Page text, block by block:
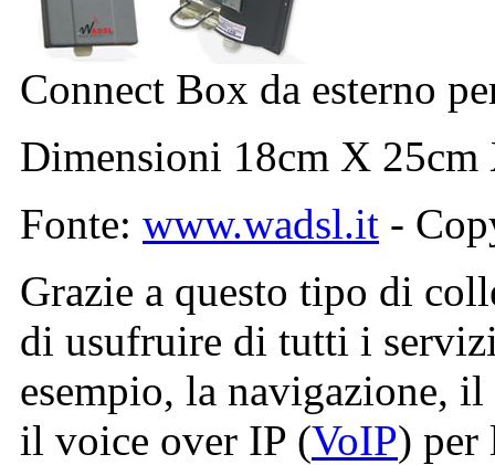
Connect Box da esterno
Dimensioni 18cm X 25cm
Fonte: www.wadsl.it -
Grazie a questo tipo di
di usufruire di tutti i
esempio, la navigazione,
il voice over IP (VoIP) per